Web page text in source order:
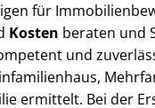
für
Kosten beraten und
und
ermittelt. Bei der